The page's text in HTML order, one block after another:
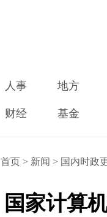
人事 地方
财经 基金
首页 > 新闻 > 国内时政
国家计算